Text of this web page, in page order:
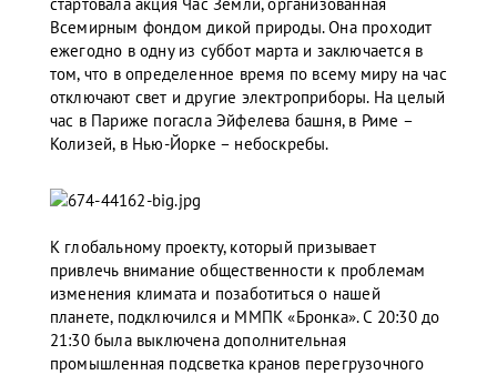
Всемирным фондом дикой природы. Она проходит
ежегодно в одну из суббот марта и заключается в
том, что в определенное время по всему миру на час
отключают свет и другие электроприборы. На целый
час в Париже погасла Эйфелева башня, в Риме –
Колизей, в Нью-Йорке – небоскребы.
К глобальному проекту, который призывает
привлечь внимание общественности к проблемам
изменения климата и позаботиться о нашей
планете, подключился и ММПК «Бронка». С 20:30 до
21:30 была выключена дополнительная
промышленная подсветка кранов перегрузочного